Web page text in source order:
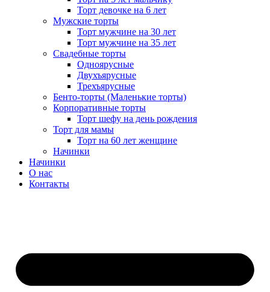
Торт девочке на 6 лет
Мужские торты
Торт мужчине на 30 лет
Торт мужчине на 35 лет
Свадебные торты
Одноярусные
Двухъярусные
Трехъярусные
Бенто-торты (Маленькие торты)
Корпоративные торты
Торт шефу на день рождения
Торт для мамы
Торт на 60 лет женщине
Начинки
Начинки
О нас
Контакты